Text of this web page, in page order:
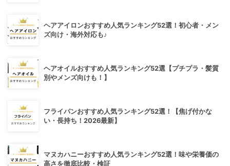
ヘアアイロンおすすめ人気ランキング52選！初心者・メン
ズ向け・海外対応も♪
ヘアオイルおすすめ人気ランキング52選【プチプラ・髪質
別やメンズ向けも！】
フライパンおすすめ人気ランキング52選！【焦げ付かな
い・長持ち！2026最新】
マヌカハニーおすすめ人気ランキング52選！味や栄養価の
高さを徹底比較・検証